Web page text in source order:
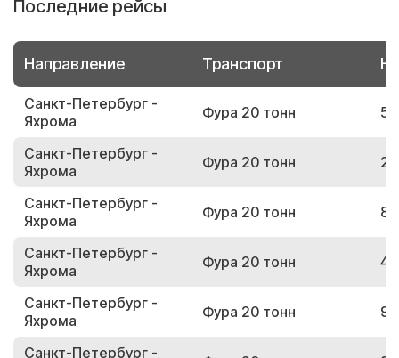
Последние рейсы
Направление Транспорт
Санкт-Петербург -
Яхрома
Фура 20 тонн
Санкт-Петербург -
Яхрома
Фура 20 тонн
Санкт-Петербург -
Яхрома
Фура 20 тонн
Санкт-Петербург -
Яхрома
Фура 20 тонн
Санкт-Петербург -
Яхрома
Фура 20 тонн
Санкт-Петербург -